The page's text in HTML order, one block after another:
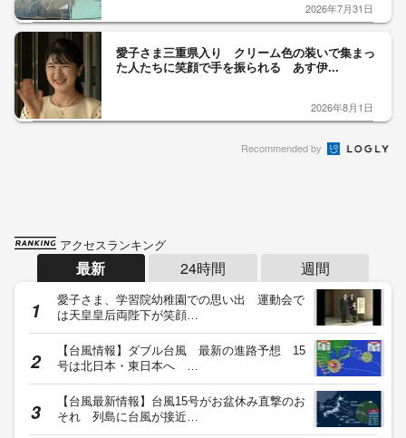
2026年7月31日
愛子さま三重県入り クリーム色の装いで集まっ
た人たちに笑顔で手を振られる あす伊...
2026年8月1日
Recommended by
アクセスランキング
最新 24時間 週間
愛子さま、学習院幼稚園での思い出 運動会で
は天皇皇后両陛下が笑顔…
【台風情報】ダブル台風 最新の進路予想 15
号は北日本・東日本へ …
【台風最新情報】台風15号がお盆休み直撃のお
それ 列島に台風が接近…